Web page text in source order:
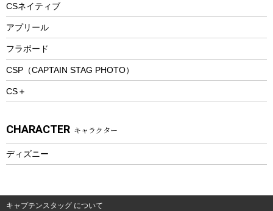
トレッキング
トレッキングアクセサリー
プレイグッズ
ウェルネス
ウェア、タオル
ウェア
CSネイティブ
アプリール
フラボード
CSP（CAPTAIN STAG PHOTO）
CS＋
CHARACTER キャラクター
ディズニー
キャプテンスタッグ について